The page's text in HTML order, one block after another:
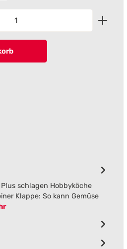
den gewünschten Wert ein
schlagen Hobbyköche
Klappe: So kann Gemüse